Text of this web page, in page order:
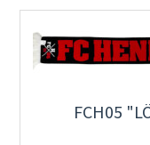
FCH05